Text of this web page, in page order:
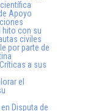
Apoyo
hito con su
civiles
por parte de
a sus
el
Disputa de